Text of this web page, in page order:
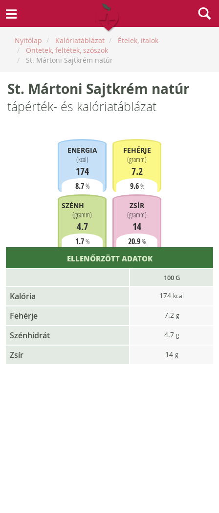
Nyitólap Kalóriatáblázat
Ételek, italok
Öntetek, feltétek, szószok
St. Mártoni Sajtkrém natúr
St. Mártoni Sajtkrém natúr
tápérték- és kalóriatáblázat
ENERGIA
(kcal)
174
8.7%
FEHÉRJE
(gramm)
7.2
9.6%
SZÉNHIDRÁT
(gramm)
4.7
1.7%
ZSÍR
(gramm)
14
20.9%
ELLENŐRZÖTT ADATOK
100 G
Kalória 174 kcal
Fehérje 7.2 g
Szénhidrát 4.7 g
Zsír 14 g